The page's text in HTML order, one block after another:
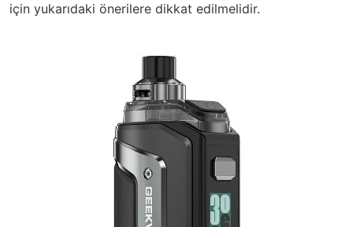
için yukarıdaki önerilere dikkat edilmelidir.